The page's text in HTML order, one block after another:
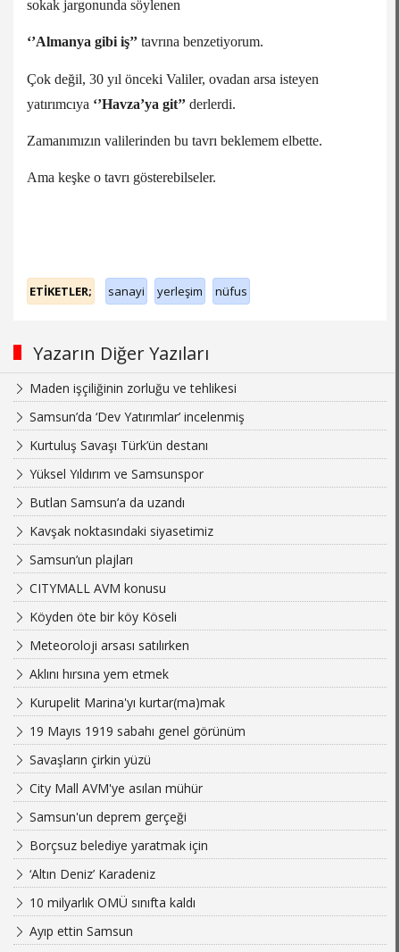
sokak jargonunda söylenen
‘’Almanya gibi iş’’ tavrına benzetiyorum.
Çok değil, 30 yıl önceki Valiler, ovadan arsa isteyen
yatırımcıya ‘’Havza’ya git’’ derlerdi.
Zamanımızın valilerinden bu tavrı beklemem elbette.
Ama keşke o tavrı gösterebilseler.
ETİKETLER; sanayi yerleşim nüfus
Yazarın Diğer Yazıları
Maden işçiliğinin zorluğu ve tehlikesi
Samsun’da ‘Dev Yatırımlar’ incelenmiş
Kurtuluş Savaşı Türk’ün destanı
Yüksel Yıldırım ve Samsunspor
Butlan Samsun’a da uzandı
Kavşak noktasındaki siyasetimiz
Samsun’un plajları
CITYMALL AVM konusu
Köyden öte bir köy Köseli
Meteoroloji arsası satılırken
Aklını hırsına yem etmek
Kurupelit Marina'yı kurtar(ma)mak
19 Mayıs 1919 sabahı genel görünüm
Savaşların çirkin yüzü
City Mall AVM'ye asılan mühür
Samsun'un deprem gerçeği
Borçsuz belediye yaratmak için
‘Altın Deniz’ Karadeniz
10 milyarlık OMÜ sınıfta kaldı
Ayıp ettin Samsun